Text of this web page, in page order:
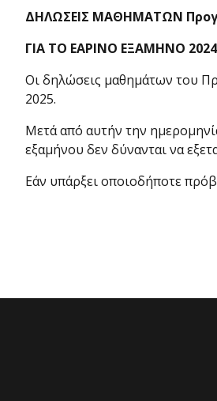
ΔΗΛΩΣΕΙΣ ΜΑΘΗΜΑΤΩΝ
ΓΙΑ ΤΟ ΕΑΡΙΝΟ ΕΞΑΜΗΝΟ
Οι δηλώσεις μαθημάτων του
2025.
Μετά από αυτήν την
εξαμήνου δεν δύνανται να
Εάν υπάρξει οποιοδήποτε